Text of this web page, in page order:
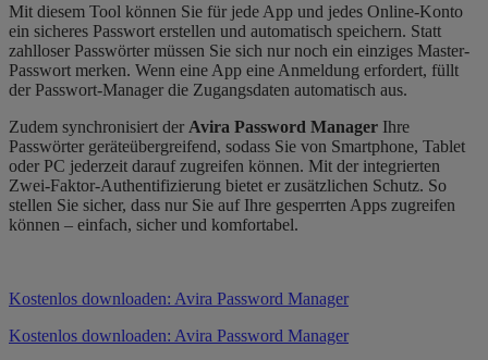
Mit diesem Tool können Sie für jede App und jedes Online-Konto
ein sicheres Passwort erstellen und automatisch speichern. Statt
zahlloser Passwörter müssen Sie sich nur noch ein einziges Master-
Passwort merken. Wenn eine App eine Anmeldung erfordert, füllt
der Passwort-Manager die Zugangsdaten automatisch aus.
Zudem synchronisiert der Avira Password Manager Ihre
Passwörter geräteübergreifend, sodass Sie von Smartphone, Tablet
oder PC jederzeit darauf zugreifen können. Mit der integrierten
Zwei-Faktor-Authentifizierung bietet er zusätzlichen Schutz. So
stellen Sie sicher, dass nur Sie auf Ihre gesperrten Apps zugreifen
können – einfach, sicher und komfortabel.
Kostenlos downloaden: Avira Password Manager
Kostenlos downloaden: Avira Password Manager